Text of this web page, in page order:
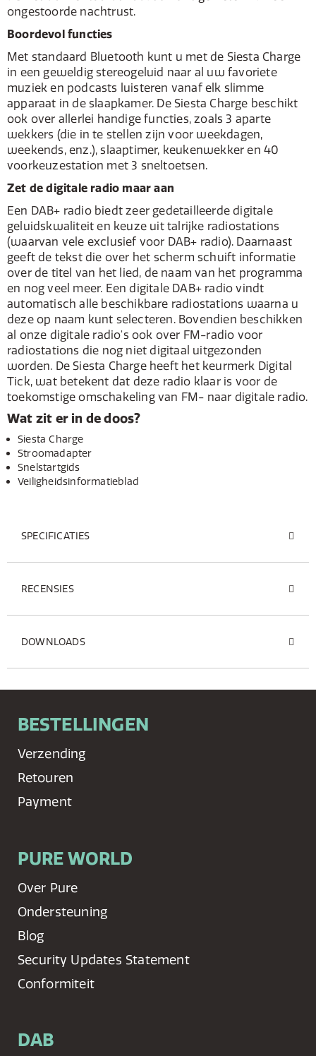
ongestoorde nachtrust.
Boordevol functies
Met standaard Bluetooth kunt u met de Siesta Charge
in een geweldig stereogeluid naar al uw favoriete
muziek en podcasts luisteren vanaf elk slimme
apparaat in de slaapkamer. De Siesta Charge beschikt
ook over allerlei handige functies, zoals 3 aparte
wekkers (die in te stellen zijn voor weekdagen,
weekends, enz.), slaaptimer, keukenwekker en 40
voorkeuzestation met 3 sneltoetsen.
Zet de digitale radio maar aan
Een DAB+ radio biedt zeer gedetailleerde digitale
geluidskwaliteit en keuze uit talrijke radiostations
(waarvan vele exclusief voor DAB+ radio). Daarnaast
geeft de tekst die over het scherm schuift informatie
over de titel van het lied, de naam van het programma
en nog veel meer. Een digitale DAB+ radio vindt
automatisch alle beschikbare radiostations waarna u
deze op naam kunt selecteren. Bovendien beschikken
al onze digitale radio's ook over FM-radio voor
radiostations die nog niet digitaal uitgezonden
worden. De Siesta Charge heeft het keurmerk Digital
Tick, wat betekent dat deze radio klaar is voor de
toekomstige omschakeling van FM- naar digitale radio.
Wat zit er in de doos?
Siesta Charge
Stroomadapter
Snelstartgids
Veiligheidsinformatieblad
SPECIFICATIES
RECENSIES
DOWNLOADS
BESTELLINGEN
Verzending
Retouren
Payment
PURE WORLD
Over Pure
Ondersteuning
Blog
Security Updates Statement
Conformiteit
DAB